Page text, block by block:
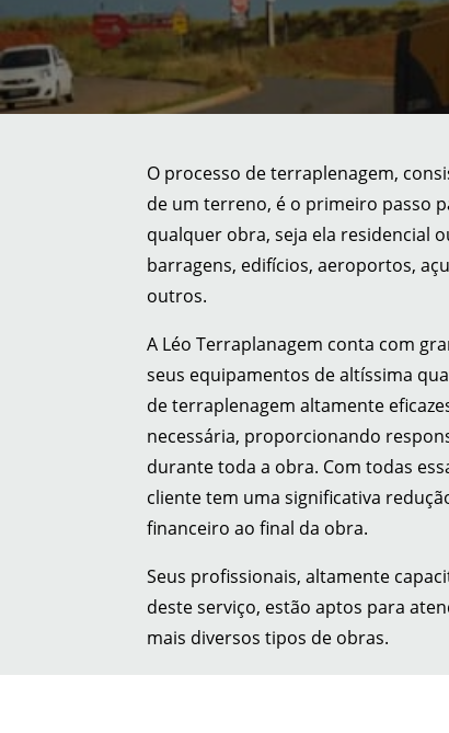
O processo de terraplenagem,
de um terreno, é o primeiro passo
qualquer obra, seja ela residencial
barragens, edifícios, aeroportos,
outros.
A Léo Terraplanagem conta com
seus equipamentos de altíssima
de terraplenagem altamente
necessária, proporcionando
durante toda a obra. Com todas
cliente tem uma significativa
financeiro ao final da obra.
Seus profissionais, altamente
deste serviço, estão aptos para
mais diversos tipos de obras.